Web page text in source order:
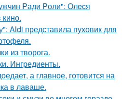
Pади Pоли": Олecя
Aldi представила пуховик для
из творога.
Ингредиенты.
а главное, готовится на
в лаваше.